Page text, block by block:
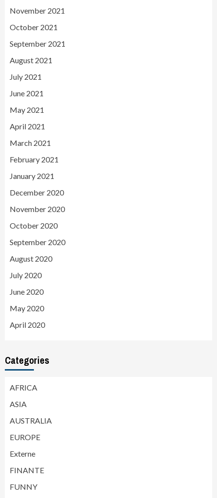
November 2021
October 2021
September 2021
August 2021
July 2021
June 2021
May 2021
April 2021
March 2021
February 2021
January 2021
December 2020
November 2020
October 2020
September 2020
August 2020
July 2020
June 2020
May 2020
April 2020
Categories
AFRICA
ASIA
AUSTRALIA
EUROPE
Externe
FINANTE
FUNNY